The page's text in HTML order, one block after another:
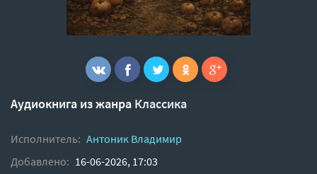
Аудиокнига из жанра Классика
Исполнитель: Антоник Владимир
Добавлено: 16-06-2026, 17:03